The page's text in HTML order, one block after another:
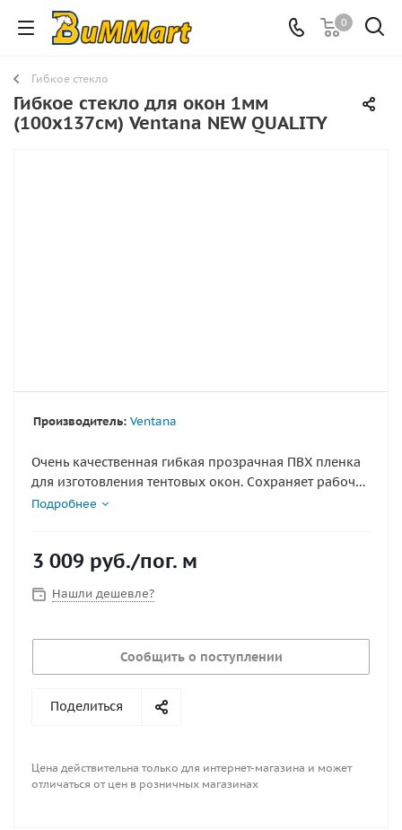
0
Гибкое стекло
Гибкое стекло для окон 1мм
(100x137см) Ventana NEW QUALITY
Производитель: Ventana
Очень качественная гибкая прозрачная ПВХ пленка
для изготовления тентовых окон. Сохраняет рабочие
в диапазоне температур от + 66 до — 22 градусов
Подробнее
3 009 руб./пог. м
Нашли дешевле?
Сообщить о поступлении
Поделиться
Цена действительна только для интернет-магазина и может
отличаться от цен в розничных магазинах